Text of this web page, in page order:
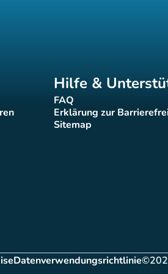
Hilfe &
FAQ(new tab)
Erklärung zur (new tab)
Sitemap(new tab)
Datenverwendungsrichtlinie
(new tab)